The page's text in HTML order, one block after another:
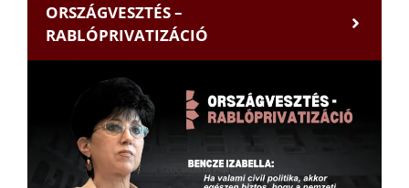
ORSZÁGVESZTÉS –
RABLÓPRIVATIZÁCIÓ